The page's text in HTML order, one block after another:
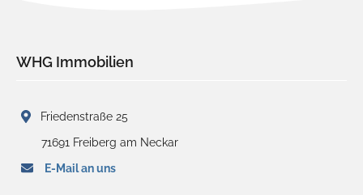
WHG Immobilien
Friedenstraße 25
71691 Freiberg am Neckar
E-Mail an uns